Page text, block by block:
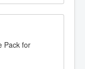
Pack for